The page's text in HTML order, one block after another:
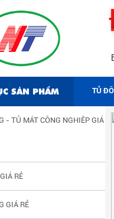
SẢN PHẨM TỦ
- TỦ MÁT CÔNG NGHIÊP GIÁ
RẺ
GIÁ RẺ